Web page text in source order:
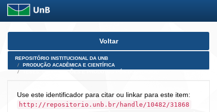
Skip
Voltar
REPOSITÓRIO INSTITUCIONAL DA UNB
PRODUÇÃO ACADÊMICA E CIENTÍFICA
Use este identificador para citar ou linkar para este item:
http://repositorio.unb.br/handle/10482/31868